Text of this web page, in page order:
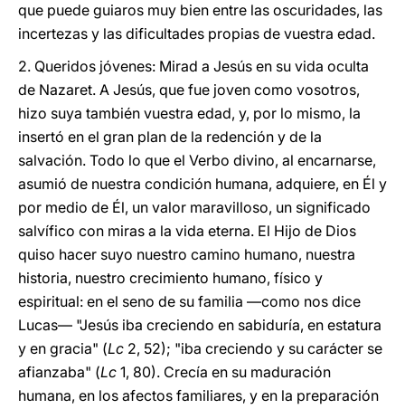
que puede guiaros muy bien entre las oscuridades, las
incertezas y las dificultades propias de vuestra edad.
2. Queridos jóvenes: Mirad a Jesús en su vida oculta
de Nazaret. A Jesús, que fue joven como vosotros,
hizo suya también vuestra edad, y, por lo mismo, la
insertó en el gran plan de la redención y de la
salvación. Todo lo que el Verbo divino, al encarnarse,
asumió de nuestra condición humana, adquiere, en Él y
por medio de Él, un valor maravilloso, un significado
salvífico con miras a la vida eterna. El Hijo de Dios
quiso hacer suyo nuestro camino humano, nuestra
historia, nuestro crecimiento humano, físico y
espiritual: en el seno de su familia ―como nos dice
Lucas― "Jesús iba creciendo en sabiduría, en estatura
y en gracia" (Lc 2, 52); "iba creciendo y su carácter se
afianzaba" (Lc 1, 80). Crecía en su maduración
humana, en los afectos familiares, y en la preparación